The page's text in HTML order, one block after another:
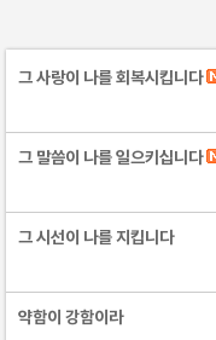
그 사랑이 나를 회복시킵니다
그 말씀이 나를 일으키십니다
그 시선이 나를 지킵니다
약함이 강함이라